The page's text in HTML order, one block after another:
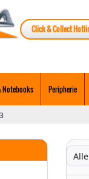
Click & Collect
Notebooks Peripherie
3